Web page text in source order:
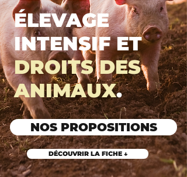
ÉLEVAGE
INTENSIF ET
DROITS DES
ANIMAUX.
NOS PROPOSITIONS
DÉCOUVRIR LA FICHE ↓